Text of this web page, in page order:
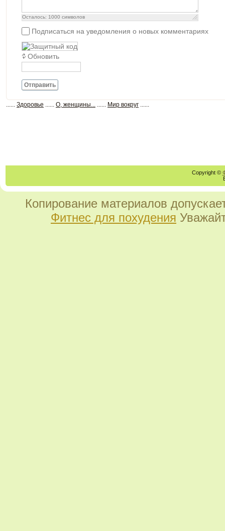
Осталось: 1000 символов
Подписаться на уведомления о новых комментариях
Обновить
Отправить
Здоровье О, женщины... Мир вокруг
Copyright ©
Копирование материалов
Фитнес для похудения